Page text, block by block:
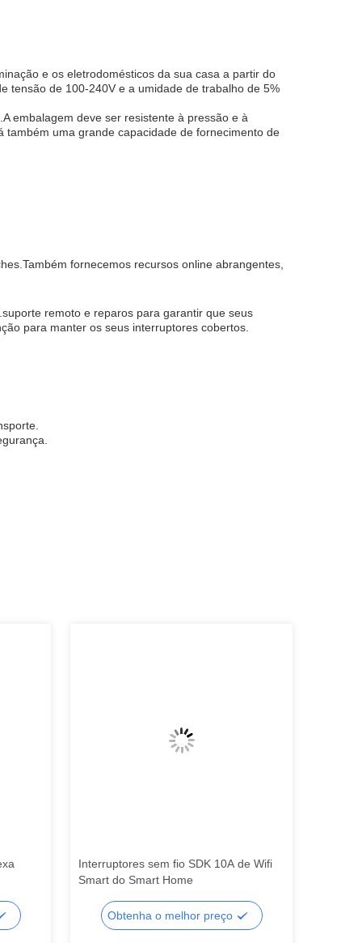
e os eletrodomésticos da sua casa a partir do
tensão de 100-240V e a umidade de trabalho de 5%
embalagem deve ser resistente à pressão e à
também uma grande capacidade de fornecimento de
fornecemos recursos online abrangentes,
remoto e reparos para garantir que seus
para manter os seus interruptores cobertos.
Interruptores sem fio SDK 10A de Wifi
Smart do Smart Home
Obtenha o melhor preço